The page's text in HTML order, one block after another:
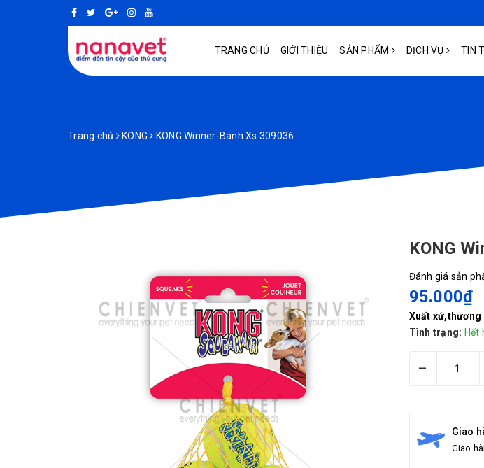
TRANG CHỦ GIỚI THIỆU SẢN PHẨM DỊCH VỤ TIN
Trang chủ KONG KONG Winner-Banh Xs 309036
KONG
Đánh giá sản
95.000₫
Xuất xứ,thương
Tình trạng: Hết
–
Giao
Giao